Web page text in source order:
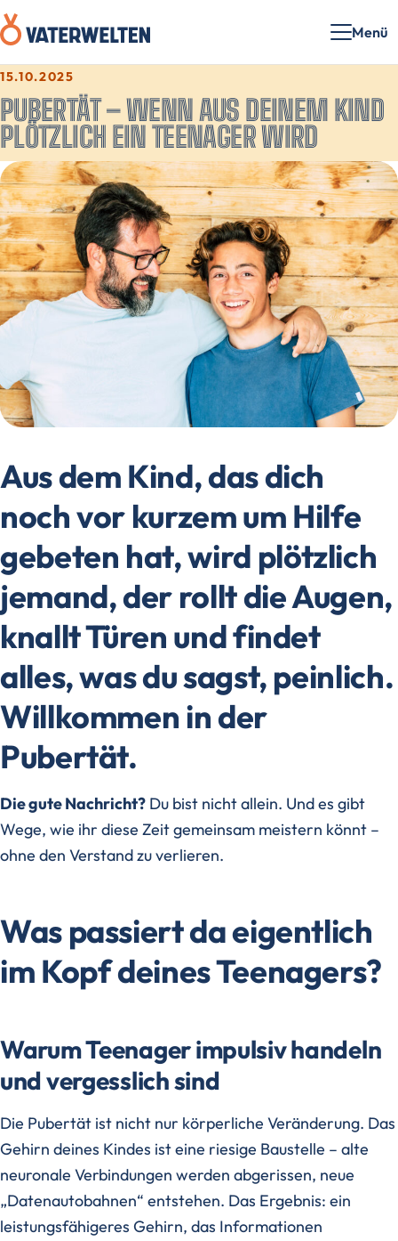
Menü
15.10.2025
PUBERTÄT – WENN AUS DEINEM KIND
PLÖTZLICH EIN TEENAGER WIRD
Aus dem Kind, das dich
noch vor kurzem um Hilfe
gebeten hat, wird plötzlich
jemand, der rollt die Augen,
knallt Türen und findet
alles, was du sagst, peinlich.
Willkommen in der
Pubertät.
Die gute Nachricht? Du bist nicht allein. Und es gibt
Wege, wie ihr diese Zeit gemeinsam meistern könnt –
ohne den Verstand zu verlieren.
Was passiert da eigentlich
im Kopf deines Teenagers?
Warum Teenager impulsiv handeln
und vergesslich sind
Die Pubertät ist nicht nur körperliche Veränderung. Das
Gehirn deines Kindes ist eine riesige Baustelle – alte
neuronale Verbindungen werden abgerissen, neue
„Datenautobahnen“ entstehen. Das Ergebnis: ein
leistungsfähigeres Gehirn, das Informationen